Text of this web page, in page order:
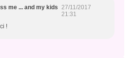
me ... and my kids 27/11/2017
21:31
!